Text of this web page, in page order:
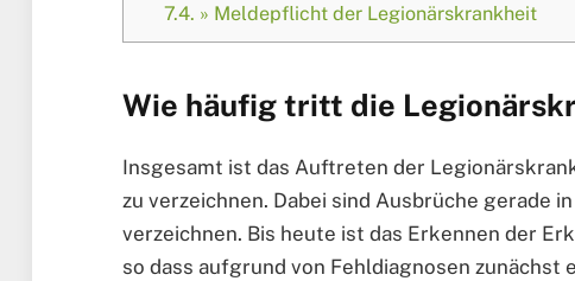
7.4. » Meldepflicht der Legionärskrankheit
Wie häufig tritt die
Insgesamt ist das Auftreten der
zu verzeichnen. Dabei sind Ausbrüche gerade
verzeichnen. Bis heute ist das Erkennen der
so dass aufgrund von Fehldiagnosen